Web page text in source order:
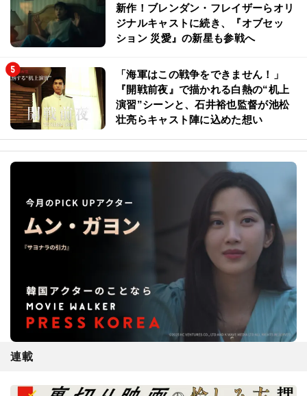
新作！ブレンダン・フレイザーらオリ
ジナルキャストに続き、『オブセッ
ション 災愛』の新星も参戦へ
「海軍はこの戦争をできません！」
『開戦前夜』で描かれる白熱の“机上
演習”シーンと、石井裕也監督が池松
壮亮らキャスト陣に込めた想い
連載